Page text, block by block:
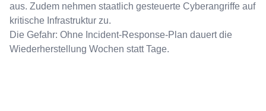
aus. Zudem nehmen staatlich gesteuerte Cyberangriffe auf
kritische Infrastruktur zu.
Die Gefahr: Ohne Incident-Response-Plan dauert die
Wiederherstellung Wochen statt Tage.